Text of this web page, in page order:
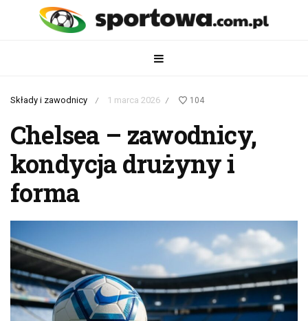
Składy i zawodnicy / 1 marca 2026 / 104
Chelsea – zawodnicy,
kondycja drużyny i
forma